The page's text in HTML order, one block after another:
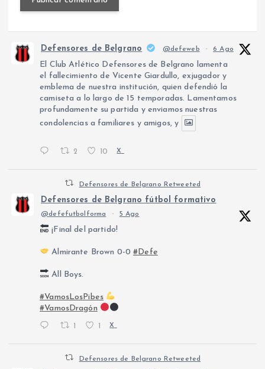
Defensores de Belgrano @defeweb · 6 Ago
El Club Atlético Defensores de Belgrano lamenta
el fallecimiento de Vicente Giardullo, exjugador y
emblema de nuestra institución, quien defendió la
camiseta a lo largo de 15 temporadas. Lamentamos
profundamente su partida y enviamos nuestras
condolencias a familiares y amigos, y
2 10 X
Defensores de Belgrano Retweeted
Defensores de Belgrano fútbol formativo
@defefutbolforma · 5 Ago
¡Final del partido!
Almirante Brown 0-0#Defe
All Boys.
#VamosLosPibes
#VamosDragón
1 1 X
Defensores de Belgrano Retweeted